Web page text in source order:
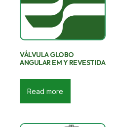
VÁLVULA GLOBO
ANGULAR EM Y REVESTIDA
Read more